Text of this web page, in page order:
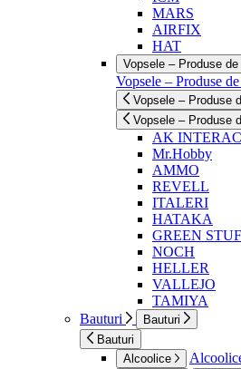
MARS
AIRFIX
HAT
Vopsele – Produse
Vopsele – Produse
Vopsele – Produse
Vopsele – Produse
AK
Mr.Hobby
AMMO
REVELL
ITALERI
HATAKA
GREEN
NOCH
HELLER
VALLEJO
TAMIYA
Bauturi
Bauturi
Bauturi
Alcoolice